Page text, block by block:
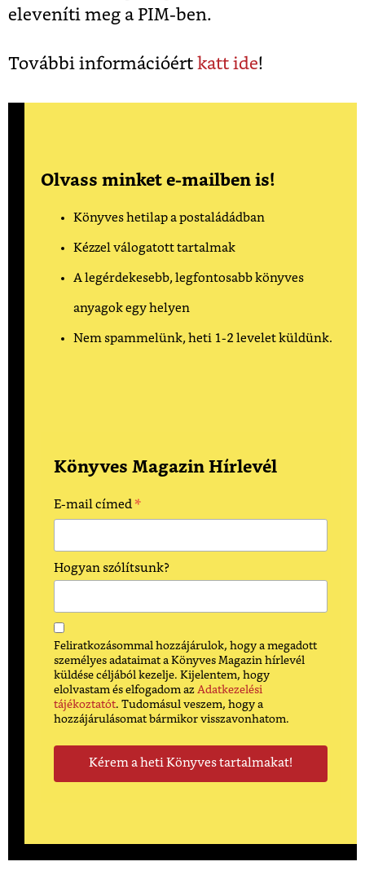
eleveníti meg a PIM-ben.
További információért katt ide!
Olvass minket e-mailben is!
Könyves hetilap a postaládádban
Kézzel válogatott tartalmak
A legérdekesebb, legfontosabb könyves
anyagok egy helyen
Nem spammelünk, heti 1-2 levelet küldünk.
Könyves Magazin Hírlevél
E-mail címed *
Hogyan szólítsunk?
Feliratkozásommal hozzájárulok, hogy a megadott
személyes adataimat a Könyves Magazin hírlevél
küldése céljából kezelje. Kijelentem, hogy
elolvastam és elfogadom az Adatkezelési
tájékoztatót. Tudomásul veszem, hogy a
hozzájárulásomat bármikor visszavonhatom.